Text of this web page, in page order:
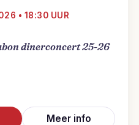
• 18:30 UUR
dinerconcert 25-26
Meer info